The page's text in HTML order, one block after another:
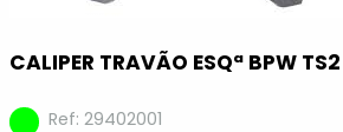
CALIPER TRAVÃO ESQª BPW TS2
Ref: 29402001